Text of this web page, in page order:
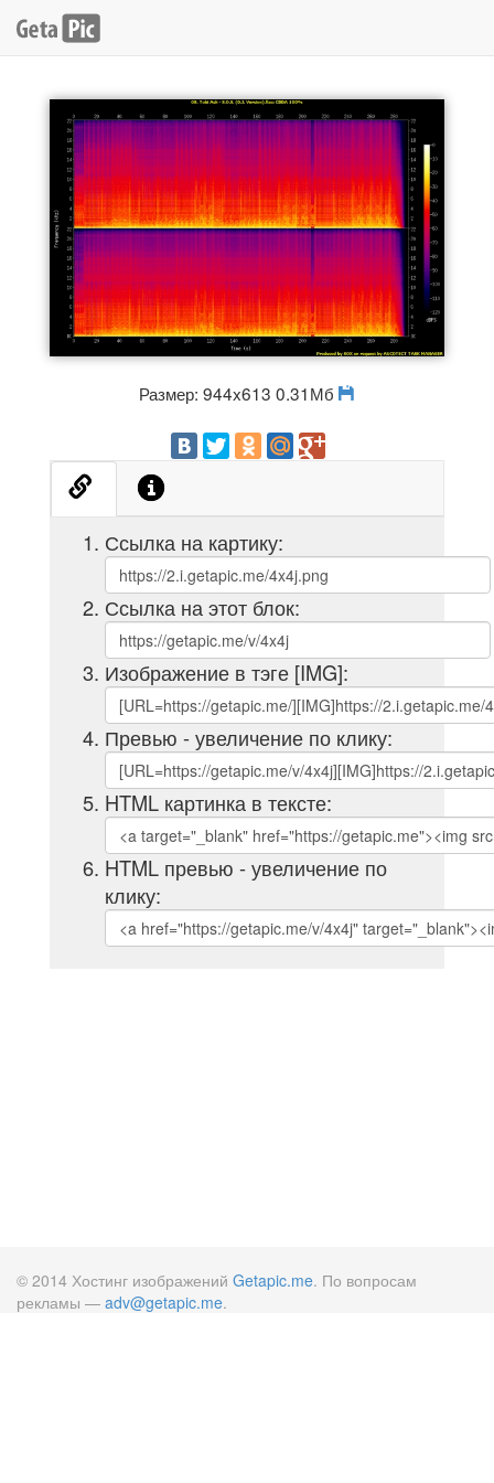
Размер: 944x613 0.31Мб
Ссылка на картику:
Ссылка на этот блок:
Изображение в тэге [IMG]:
Превью - увеличение по клику:
HTML картинка в тексте:
HTML превью - увеличение по
клику:
© 2014 Хостинг изображений Getapic.me. По вопросам
рекламы — adv@getapic.me.